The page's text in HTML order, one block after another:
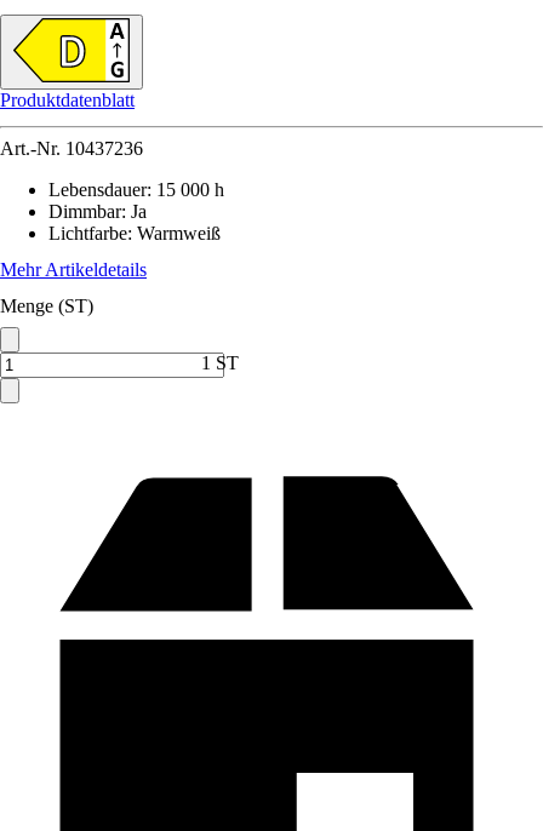
Produktdatenblatt
Art.-Nr. 10437236
Lebensdauer: 15 000 h
Dimmbar: Ja
Lichtfarbe: Warmweiß
Mehr Artikeldetails
Menge (ST)
1 ST